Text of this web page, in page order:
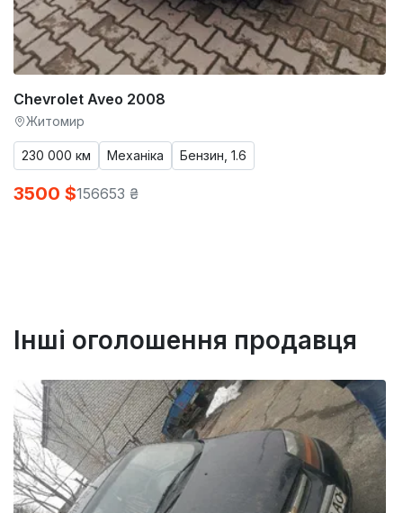
Chevrolet Aveo 2008
Житомир
230 000 км Механіка Бензин, 1.6
3500 $156653 ₴
Інші оголошення продавця